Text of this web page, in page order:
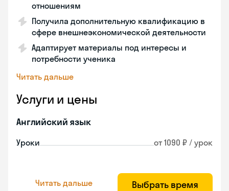
отношениям
Получила дополнительную квалификацию в
сфере внешнеэкономической деятельности
Адаптирует материалы под интересы и
потребности ученика
Читать дальше
Услуги и цены
Английский язык
Уроки от 1090 ₽ / урок
Читать дальше Выбрать время